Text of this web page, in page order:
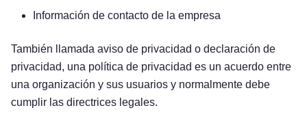
Información de contacto de la empresa
También llamada aviso de privacidad o declaración de
privacidad, una política de privacidad es un acuerdo entre
una organización y sus usuarios y normalmente debe
cumplir las directrices legales.